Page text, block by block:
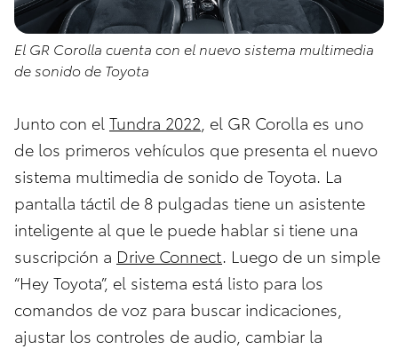
El GR Corolla cuenta con el nuevo sistema multimedia
de sonido de Toyota
Junto con el Tundra 2022 , el GR Corolla es uno
de los primeros vehículos que presenta el nuevo
sistema multimedia de sonido de Toyota. La
pantalla táctil de 8 pulgadas tiene un asistente
inteligente al que le puede hablar si tiene una
suscripción a Drive Connect . Luego de un simple
“Hey Toyota”, el sistema está listo para los
comandos de voz para buscar indicaciones,
ajustar los controles de audio, cambiar la